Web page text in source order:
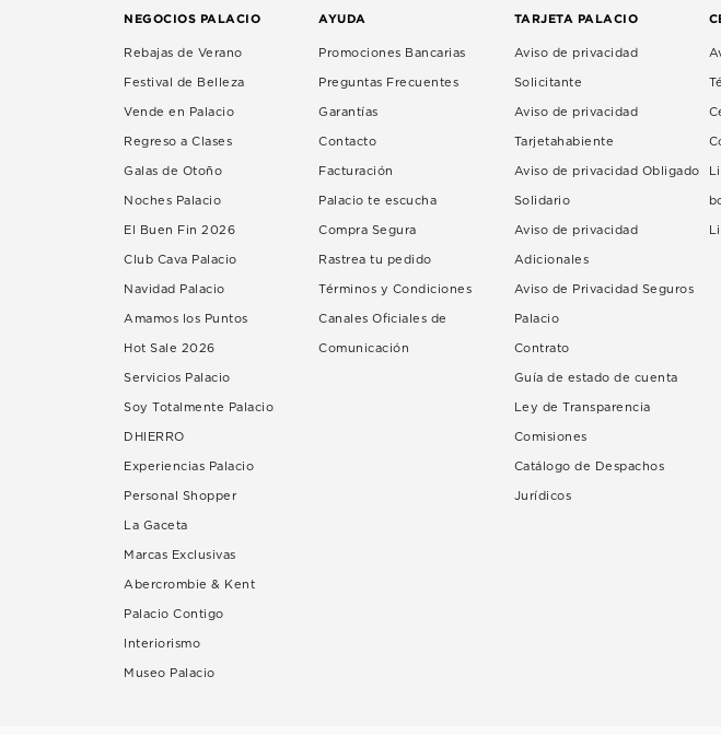
NEGOCIOS PALACIO
Rebajas de Verano
Festival de Belleza
Vende en Palacio
Regreso a Clases
Galas de Otoño
Noches Palacio
El Buen Fin 2026
Club Cava Palacio
Navidad Palacio
Amamos los Puntos
Hot Sale 2026
Servicios Palacio
Soy Totalmente Palacio
DHIERRO
Experiencias Palacio
Personal Shopper
La Gaceta
Marcas Exclusivas
Abercrombie & Kent
Palacio Contigo
Interiorismo
Museo Palacio
AYUDA
Promociones Bancarias
Preguntas Frecuentes
Garantías
Contacto
Facturación
Palacio te escucha
Compra Segura
Rastrea tu pedido
Términos y Condiciones
Canales Oficiales de
Comunicación
TARJETA PALACIO
Aviso de privacidad
Solicitante
Aviso de privacidad
Tarjetahabiente
Aviso de privacidad Obligado
Solidario
Aviso de privacidad
Adicionales
Aviso de Privacidad Seguros
Palacio
Contrato
Guía de estado de cuenta
Ley de Transparencia
Comisiones
Catálogo de Despachos
Jurídicos